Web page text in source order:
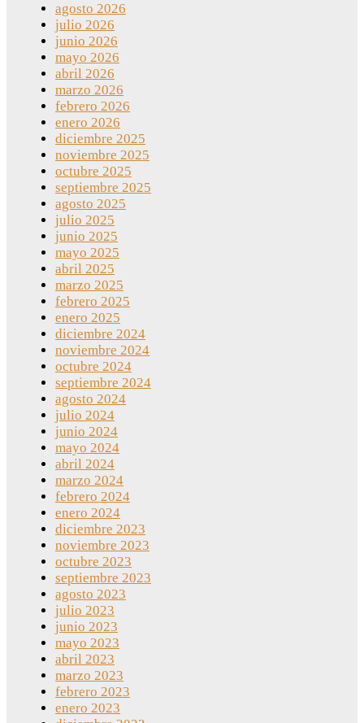
agosto 2026
julio 2026
junio 2026
mayo 2026
abril 2026
marzo 2026
febrero 2026
enero 2026
diciembre 2025
noviembre 2025
octubre 2025
septiembre 2025
agosto 2025
julio 2025
junio 2025
mayo 2025
abril 2025
marzo 2025
febrero 2025
enero 2025
diciembre 2024
noviembre 2024
octubre 2024
septiembre 2024
agosto 2024
julio 2024
junio 2024
mayo 2024
abril 2024
marzo 2024
febrero 2024
enero 2024
diciembre 2023
noviembre 2023
octubre 2023
septiembre 2023
agosto 2023
julio 2023
junio 2023
mayo 2023
abril 2023
marzo 2023
febrero 2023
enero 2023